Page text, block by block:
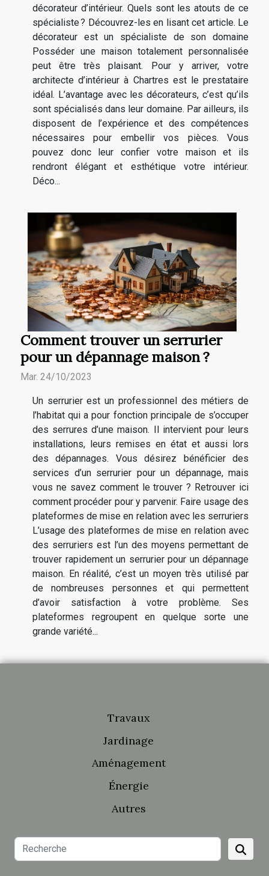
décorateur d’intérieur. Quels sont les atouts de ce
spécialiste ? Découvrez-les en lisant cet article. Le
décorateur est un spécialiste de son domaine
Posséder une maison totalement personnalisée
peut être très plaisant. Pour y arriver, votre
architecte d’intérieur à Chartres est le prestataire
idéal. L’avantage avec les décorateurs, c’est qu’ils
sont spécialisés dans leur domaine. Par ailleurs, ils
disposent de l’expérience et des compétences
nécessaires pour embellir vos pièces. Vous
pouvez donc leur confier votre maison et ils
rendront élégant et esthétique votre intérieur.
Déco...
Comment trouver un serrurier
pour un dépannage maison ?
Mar. 24/10/2023
Un serrurier est un professionnel des métiers de
l’habitat qui a pour fonction principale de s’occuper
des serrures d’une maison. Il intervient pour leurs
installations, leurs remises en état et aussi lors
des dépannages. Vous désirez bénéficier des
services d’un serrurier pour un dépannage, mais
vous ne savez comment le trouver ? Retrouver ici
comment procéder pour y parvenir. Faire usage des
plateformes de mise en relation avec les serruriers
L’usage des plateformes de mise en relation avec
des serruriers est l’un des moyens permettant de
trouver rapidement un serrurier pour un dépannage
maison. En réalité, c’est un moyen très utilisé par
de nombreuses personnes et qui permettent
d’avoir satisfaction à votre problème. Ses
plateformes regroupent en quelque sorte une
grande variété...
Travaux
Jardinage
Aménagement
Énergie
Autres